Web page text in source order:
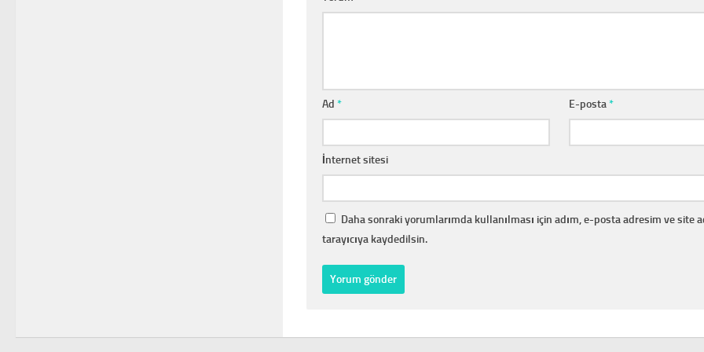
Ad * E-posta*
İnternet sitesi
Daha sonraki yorumlarımda kullanılması için adım, e-posta adresim ve site
tarayıcıya kaydedilsin.